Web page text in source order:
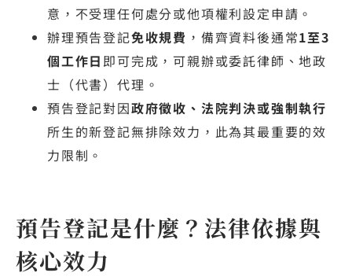
意，不受理任何處分或他項權利設定申請。
辦理預告登記免收規費 ，備齊資料後通常1至3
個工作日 即可完成，可親辦或委託律師、地政
士（代書）代理。
預告登記對因政府徵收、法院判決或強制執行
所生的新登記無排除效力，此為其最重要的效
力限制。
預告登記是什麼？法律依據與
核心效力